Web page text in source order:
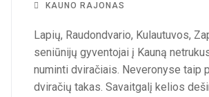
KAUNO RAJONAS
Lapių, Raudondvario, Kulautuvos,
seniūnijų gyventojai į Kauną
numinti dviračiais. Neveronyse taip
dviračių takas. Savaitgalį kelios